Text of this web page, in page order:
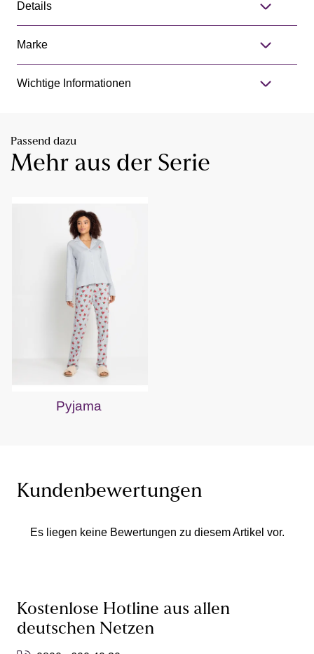
Details
Marke
Wichtige Informationen
Passend dazu
Mehr aus der Serie
Pyjama
Kundenbewertungen
Es liegen keine Bewertungen zu diesem Artikel vor.
Kostenlose Hotline aus allen
deutschen Netzen